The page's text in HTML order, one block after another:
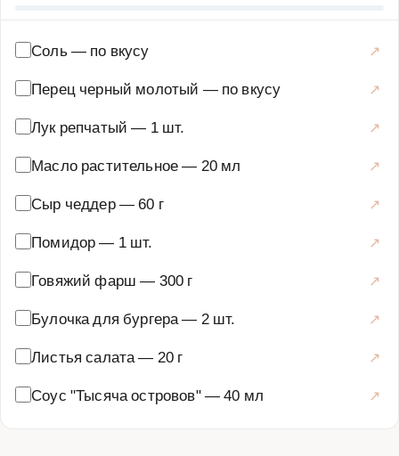
можете экспериментировать с добавлением сыра,
более уникальным.
Основные блюда·Мясные блюда
Соль — по вкусу
Перец черный молотый — по вкусу
Лук репчатый — 1 шт.
Масло растительное— 20 мл
Сыр чеддер—60 г
Помидор— 1 шт.
Говяжий фарш — 300 г
Булочка для бургера— 2 шт.
Листья салата— 20 г
Соус "Тысяча островов"—40 мл